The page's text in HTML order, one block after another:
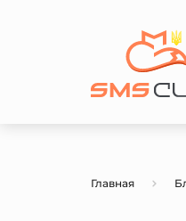
Главная